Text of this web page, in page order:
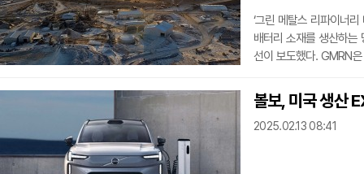
‘그린 메탈스 리파이너
배터리 소재를 생산하는
선이 보도했다. GMRN
방식을 통해 공장을 확
500톤의 황산을 생산할
2000톤의 황산을 생산
볼보, 미국 생산
2025.02.13 08:41